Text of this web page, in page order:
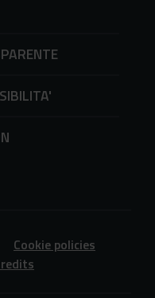
Cookie policies